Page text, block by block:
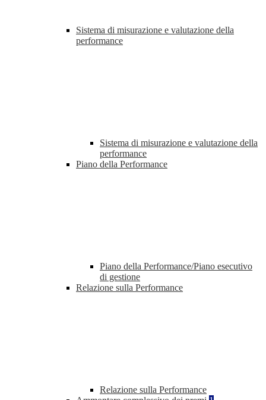
Sistema di misurazione e valutazione della
performance
Sistema di misurazione e valutazione della
performance
Piano della Performance
Piano della Performance/Piano esecutivo
di gestione
Relazione sulla Performance
Relazione sulla Performance